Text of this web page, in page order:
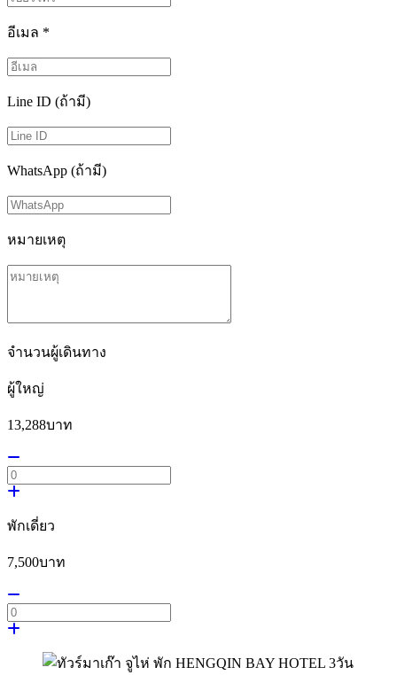
อีเมล *
Line ID (ถ้ามี)
WhatsApp (ถ้ามี)
หมายเหตุ
จำนวนผู้เดินทาง
ผู้ใหญ่
13,288บาท
พักเดี่ยว
7,500บาท